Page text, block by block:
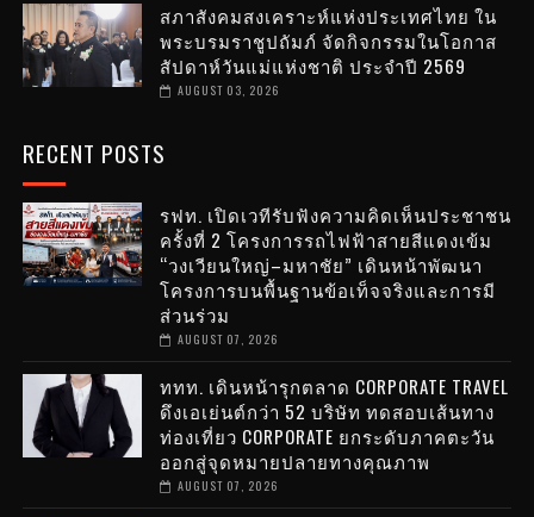
สภาสังคมสงเคราะห์แห่งประเทศไทย ใน
พระบรมราชูปถัมภ์ จัดกิจกรรมในโอกาส
สัปดาห์วันแม่แห่งชาติ ประจำปี 2569
AUGUST 03, 2026
RECENT POSTS
รฟท. เปิดเวทีรับฟังความคิดเห็นประชาชน
ครั้งที่ 2 โครงการรถไฟฟ้าสายสีแดงเข้ม
“วงเวียนใหญ่–มหาชัย” เดินหน้าพัฒนา
โครงการบนพื้นฐานข้อเท็จจริงและการมี
ส่วนร่วม
AUGUST 07, 2026
ททท. เดินหน้ารุกตลาด CORPORATE TRAVEL
ดึงเอเย่นต์กว่า 52 บริษัท ทดสอบเส้นทาง
ท่องเที่ยว CORPORATE ยกระดับภาคตะวัน
ออกสู่จุดหมายปลายทางคุณภาพ
AUGUST 07, 2026